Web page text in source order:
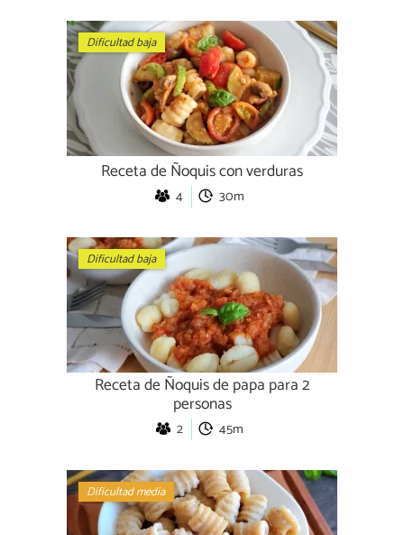
Dificultad baja
Receta de Ñoquis con verduras
4 30m
Dificultad baja
Receta de Ñoquis de papa para 2
personas
2 45m
Dificultad media